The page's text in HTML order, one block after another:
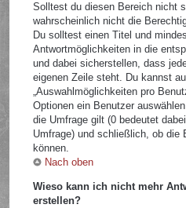
Solltest du diesen Bereich nicht
wahrscheinlich nicht die
Du solltest einen Titel und
Antwortmöglichkeiten in die
und dabei sicherstellen, dass
eigenen Zeile steht. Du kannst
„Auswahlmöglichkeiten pro
Optionen ein Benutzer
die Umfrage gilt (0 bedeutet
Umfrage) und schließlich, ob die
können.
Nach oben
Wieso kann ich nicht mehr
erstellen?